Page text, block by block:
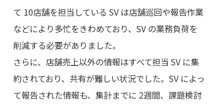
て 10店舗を担当している SV は店舗巡回や報告作業
などにより多忙をきわめており、SV の業務負荷を
削減する必要がありました。
さらに、店舗売上以外の情報はすべて担当 SV に集
約されており、共有が難しい状況でした。SV によっ
て報告された情報も、集計までに 2週間、課題検討